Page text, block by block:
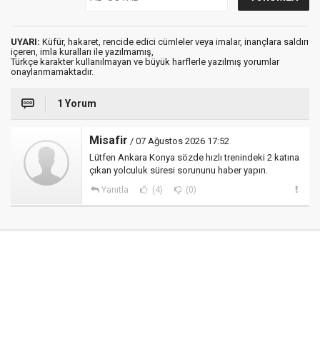
UYARI: Küfür, hakaret, rencide edici cümleler veya imalar, inançlara saldırı
içeren, imla kuralları ile yazılmamış,
Türkçe karakter kullanılmayan ve büyük harflerle yazılmış yorumlar
onaylanmamaktadır.
1 Yorum
Misafir / 07 Ağustos 2026 17:52
Lütfen Ankara Konya sözde hızlı trenindeki 2 katına
çıkan yolculuk süresi sorununu haber yapın.
Yanıtla (4) (0)